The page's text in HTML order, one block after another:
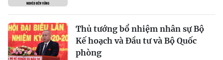
Thủ tướng bổ nhiệm nhân sự Bộ
Kế hoạch và Đầu tư và Bộ Quốc
phòng